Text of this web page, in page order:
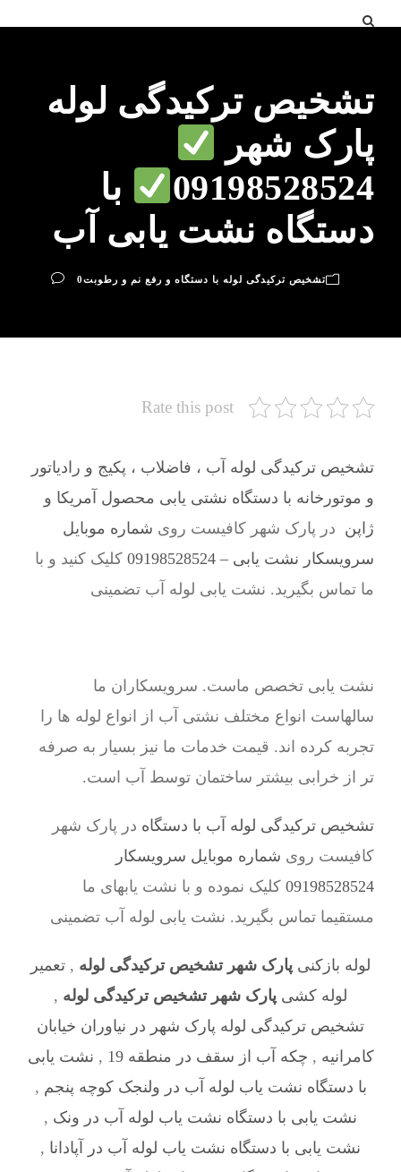
تشخیص ترکیدگی لوله
پارک شهر
09198528524
با
دستگاه نشت یابی آب
تشخیص ترکیدگی لوله با دستگاه و رفع نم و رطوبت0
Rate this post
تشخیص ترکیدگی لوله آب ، فاضلاب ، پکیج و رادیاتور
و موتورخانه با دستگاه نشتی یابی محصول آمریکا و
ژاپن در پارک شهر کافیست روی شماره موبایل
سرویسکار نشت یابی – 09198528524
کلیک کنید و با
ما تماس بگیرید. نشت یابی لوله آب تضمینی
نشت یابی تخصص ماست. سرویسکاران ما
سالهاست انواع مختلف نشتی آب از انواع لوله ها را
تجربه کرده اند. قیمت خدمات ما نیز بسیار به صرفه
تر از خرابی بیشتر ساختمان توسط آب است.
تشخیص ترکیدگی لوله آب با دستگاه در پارک شهر
کافیست روی شماره موبایل سرویسکار
09198528524 کلیک نموده و با نشت یابهای ما
مستقیما تماس بگیرید. نشت یابی لوله آب تضمینی
لوله بازکنی پارک شهر تشخیص ترکیدگی لوله , تعمیر
لوله کشی پارک شهر تشخیص ترکیدگی لوله ,
تشخیص ترکیدگی لوله پارک شهر در نیاوران خیابان
کامرانیه , چکه آب از سقف در منطقه 19 , نشت یابی
با دستگاه نشت یاب لوله آب در ولنجک کوچه پنجم ,
نشت یابی با دستگاه نشت یاب لوله آب در ونک ,
نشت یابی با دستگاه نشت یاب لوله آب در آپادانا ,